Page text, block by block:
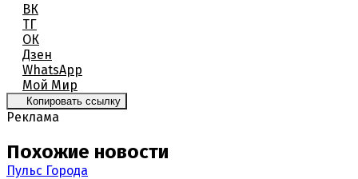
ВК
ТГ
ОК
Дзен
WhatsApp
Мой Мир
Копировать ссылку
Реклама
Похожие новости
Пульс Города